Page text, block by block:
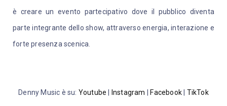
è creare un evento partecipativo dove il pubblico diventa
parte integrante dello show, attraverso energia, interazione e
forte presenza scenica.
Denny Music è su: Youtube Instagram Facebook| TikTok